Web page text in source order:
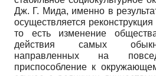
Дж. Г. Мида, именно в
осуществляется
то есть изменение
действия самых
направленных на
приспособление к